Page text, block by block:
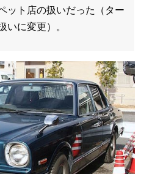
ット店の扱いだった（ター
いに変更）。